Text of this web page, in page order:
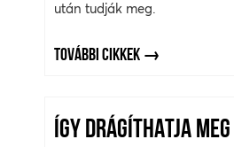
után tudják meg.
TOVÁBBI CIKKEK
ÍGY DRÁGÍTHATJA